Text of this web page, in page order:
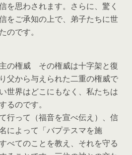
を思わされます。さらに、驚く
をご承知の上で、弟子たちに世
のです。
の権威 その権威は十字架と復
父から与えられた二重の権威で
世界はどこにもなく、私たちは
るのです。
って（福音を宣べ伝え）、信
によって「バプテスマを施
べてのことを教え、それを守る